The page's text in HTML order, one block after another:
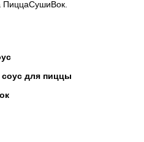
ПиццаСушиВок.
для пиццы